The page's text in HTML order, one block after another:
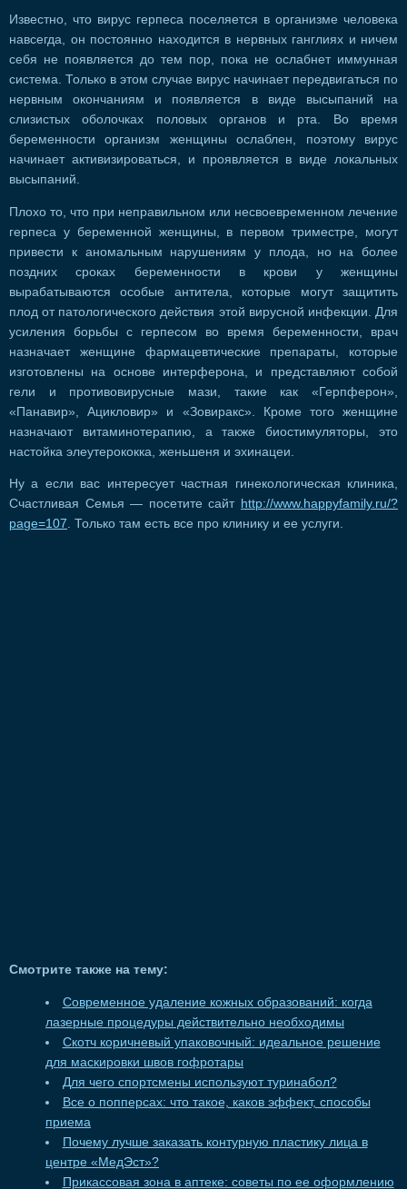
Известно, что вирус герпеса поселяется в организме человека
навсегда, он постоянно находится в нервных ганглиях и ничем
себя не появляется до тем пор, пока не ослабнет иммунная
система. Только в этом случае вирус начинает передвигаться по
нервным окончаниям и появляется в виде высыпаний на
слизистых оболочках половых органов и рта. Во время
беременности организм женщины ослаблен, поэтому вирус
начинает активизироваться, и проявляется в виде локальных
высыпаний.
Плохо то, что при неправильном или несвоевременном лечение
герпеса у беременной женщины, в первом триместре, могут
привести к аномальным нарушениям у плода, но на более
поздних сроках беременности в крови у женщины
вырабатываются особые антитела, которые могут защитить
плод от патологического действия этой вирусной инфекции. Для
усиления борьбы с герпесом во время беременности, врач
назначает женщине фармацевтические препараты, которые
изготовлены на основе интерферона, и представляют собой
гели и противовирусные мази, такие как «Герпферон»,
«Панавир», Ацикловир» и «Зовиракс». Кроме того женщине
назначают витаминотерапию, а также биостимуляторы, это
настойка элеутерококка, женьшеня и эхинацеи.
Ну а если вас интересует частная гинекологическая клиника,
Счастливая Семья — посетите сайт http://www.happyfamily.ru/?
page=107. Только там есть все про клинику и ее услуги.
Смотрите также на тему:
Современное удаление кожных образований: когда
лазерные процедуры действительно необходимы
Скотч коричневый упаковочный: идеальное решение
для маскировки швов гофротары
Для чего спортсмены используют туринабол?
Все о попперсах: что такое, каков эффект, способы
приема
Почему лучше заказать контурную пластику лица в
центре «МедЭст»?
Прикассовая зона в аптеке: советы по ее оформлению